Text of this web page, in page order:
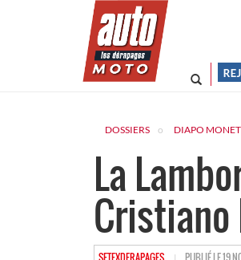
DOSSIERS DIAPO
La
Cristiano
SETEXDERAPAGES HTTPS://PUBLIÉ LE 19